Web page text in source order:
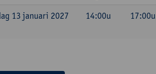
13 januari 2027
14:00u 17:00u